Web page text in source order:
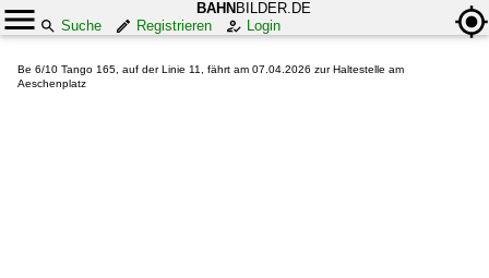
BAHN BILDER.DE
Suche
Registrieren Login
Be 6/10 Tango 165, auf der Linie 11, fährt am 07.04.2026 zur Haltestelle am
Aeschenplatz